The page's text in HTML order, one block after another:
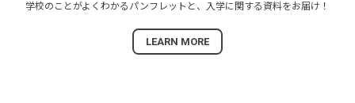
学校のことがよくわかる パンフレットと、 入学に関する資料をお届け！
LEARN MORE